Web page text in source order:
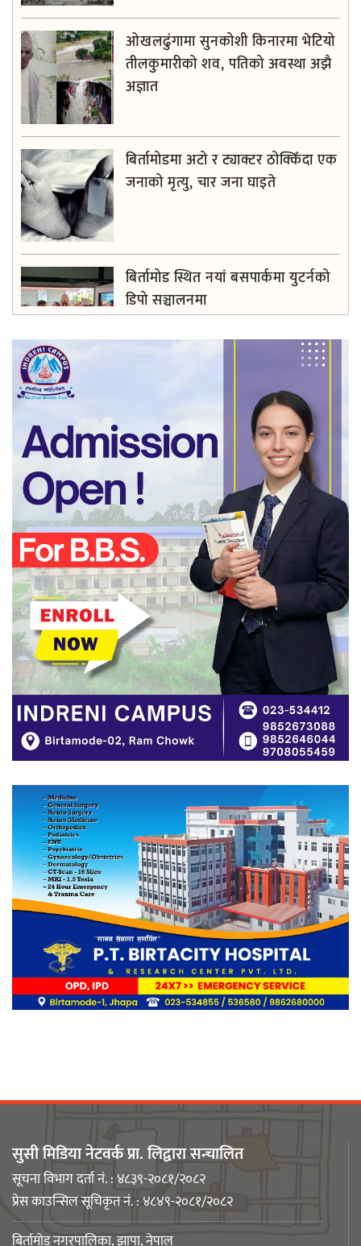
ओखलढुंगामा सुनकोशी किनारमा भेटियो
तीलकुमारीको शव, पतिको अवस्था अझै
अज्ञात
बिर्तामोडमा अटो र ट्याक्टर ठोक्किँदा एक
जनाको मृत्यु, चार जना घाइते
बिर्तामोड स्थित नयां बसपार्कमा युटर्नको
डिपो सञ्चालनमा
सधैँ अब्बल सिम्रिक साकोस, सदस्य र
सामाजिक उत्तरदायित्वमा खर्चियो दुई करोड
बढी रकम
झापाका सुनचाँदी व्यवसायीलाई करदाता
शिक्षा तथा अभिमुखीकरण तालिम प्रदान
बिर्तामोडमा तेस्रो संस्करणको ‘मिस्टर
कञ्चनजंघा राष्ट्रिय शारीरिक सुगठन
प्रतियोगिता’ हुने
नेपोलिस विश्वविद्यालयसँग इक्यान झापाको
फरार अभियुक्त ओलीसामु झापा प्रहरी निरीह
द ब्यूटी वल्ड पाँचौँ वर्षमा प्रवेश , विपन्न ४
सय बढीलाई निशुल्क तालिम
अडान झापाको २१औँ स्थापना दिवसमा
अन्तरक्रिया
आगलागीबाट प्रभावित शेयर सदस्यलाई
सुसी मिडिया नेटवर्क प्रा. लिद्वारा सन्चालित
सूचना विभाग दर्ता नं. : ४८३९-२०८१/२०८२
प्रेस काउन्सिल सूचिकृत नं. : ४८४९-२०८१/२०८२
बिर्तामोड नगरपालिका, झापा, नेपाल